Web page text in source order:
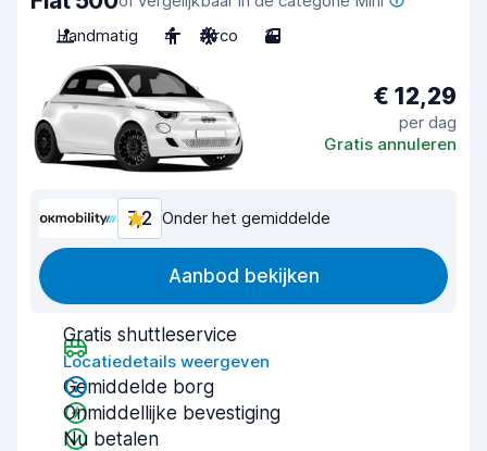
Handmatig
4 Airco 3
€ 12,29
per dag
Gratis annuleren
7,2 Onder het gemiddelde
Aanbod bekijken
Gratis shuttleservice
Locatiedetails weergeven
Gemiddelde borg
Onmiddellijke bevestiging
Nu betalen